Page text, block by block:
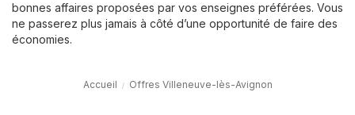
bonnes affaires proposées par vos enseignes préférées. Vous
ne passerez plus jamais à côté d’une opportunité de faire des
économies.
Accueil Offres Villeneuve-lès-Avignon